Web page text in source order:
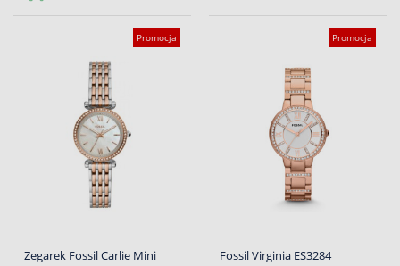
Promocja
Zegarek Fossil Carlie Mini
Promocja
Fossil Virginia ES3284